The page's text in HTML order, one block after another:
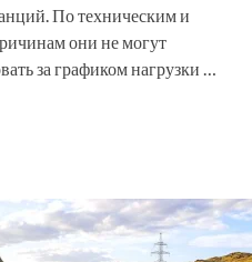
По техническим и
они не могут
за графиком нагрузки …